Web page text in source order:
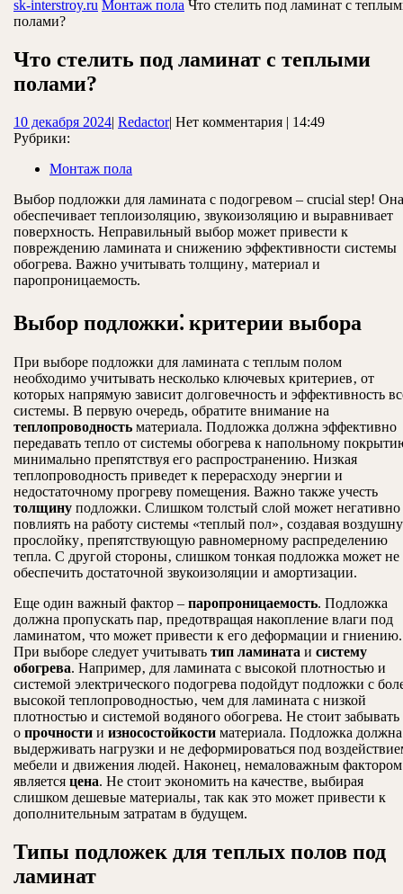
sk-interstroy.ru Монтаж пола Что стелить под ламинат с
полами?
Что стелить под ламинат с теплыми
полами?
10 декабря 202410
| RedactorRedactor
| Нет комментария | 14:49
Рубрики:
Монтаж пола
Выбор подложки для ламината с подогревом – crucial step! Она
обеспечивает теплоизоляцию‚ звукоизоляцию и выравнивает
поверхность. Неправильный выбор может привести к
повреждению ламината и снижению эффективности системы
обогрева. Важно учитывать толщину‚ материал и
паропроницаемость.
Выбор подложки⁚ критерии выбора
При выборе подложки для ламината с теплым полом
необходимо учитывать несколько ключевых критериев‚ от
которых напрямую зависит долговечность и эффективность
системы. В первую очередь‚ обратите внимание на
теплопроводность материала. Подложка должна эффективно
передавать тепло от системы обогрева к напольному
минимально препятствуя его распространению. Низкая
теплопроводность приведет к перерасходу энергии и
недостаточному прогреву помещения. Важно также учесть
толщину подложки. Слишком толстый слой может негативно
повлиять на работу системы «теплый пол»‚ создавая
прослойку‚ препятствующую равномерному распределению
тепла. С другой стороны‚ слишком тонкая подложка может не
обеспечить достаточной звукоизоляции и амортизации.
Еще один важный фактор – паропроницаемость. Подложка
должна пропускать пар‚ предотвращая накопление влаги под
ламинатом‚ что может привести к его деформации и гниению.
При выборе следует учитывать тип ламината и систему
обогрева. Например‚ для ламината с высокой плотностью и
системой электрического подогрева подойдут подложки с
высокой теплопроводностью‚ чем для ламината с низкой
плотностью и системой водяного обогрева. Не стоит забывать
о прочности и износостойкости материала. Подложка должна
выдерживать нагрузки и не деформироваться под
мебели и движения людей. Наконец‚ немаловажным фактором
является цена. Не стоит экономить на качестве‚ выбирая
слишком дешевые материалы‚ так как это может привести к
дополнительным затратам в будущем.
Типы подложек для теплых полов под
ламинат